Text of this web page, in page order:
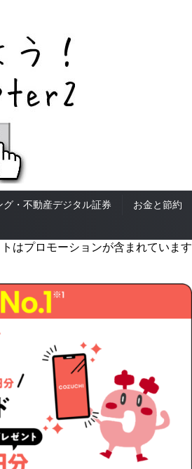
・不動産デジタル証券 お金と節約
はプロモーションが含まれています